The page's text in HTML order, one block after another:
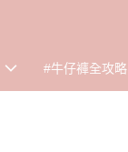
#牛仔褲全攻略